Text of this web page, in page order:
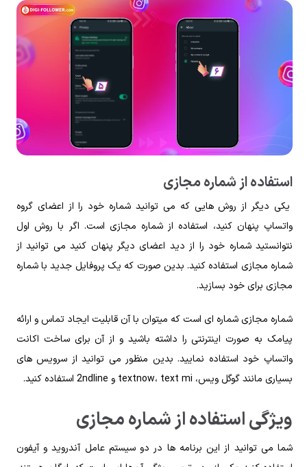
استفاده از شماره مجازی
یکی دیگر از روش ‌هایی که می ‌توانید شماره خود را از اعضای گروه
واتساپ پنهان کنید، استفاده از شماره مجازی است. اگر با روش اول
نتوانستید شماره خود را از دید اعضای دیگر پنهان کنید می ‌توانید از
شماره مجازی استفاده کنید. بدین صورت که یک پروفایل جدید با شماره
مجازی برای خود بسازید.
شماره مجازی شماره ای است که میتوان با آن قابلیت ایجاد تماس و ارائه
پیامک به‌ صورت اینترنتی را داشته باشید و از آن برای ساخت اکانت
واتساپ خود استفاده نمایید. بدین منظور می ‌توانید از سرویس‌ های
بسیاری مانند گوگل‌ ویس، textnow، text mi و 2ndline استفاده کنید.
ویژگی استفاده از شماره مجازی
شما می ‌توانید از این برنامه‌ ها در دو سیستم‌ عامل آندروید و آیفون